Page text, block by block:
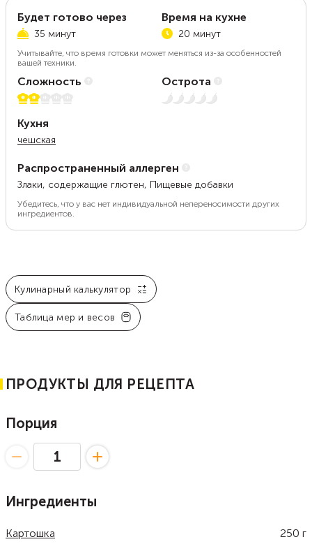
Будет готово через
35 минут
Время на кухне
20 минут
Учитывайте, что время готовки может меняться из-за особенностей
вашей техники.
Сложность
2 из 5
Острота
Нет остроты
Кухня
чешская
Распространенный аллерген
Злаки, содержащие глютен, Пищевые добавки
Убедитесь, что у вас нет индивидуальной непереносимости других
ингредиентов.
Кулинарный калькулятор
Таблица мер и весов
ПРОДУКТЫ ДЛЯ РЕЦЕПТА
Порция
Ингредиенты
Картошка 250 г